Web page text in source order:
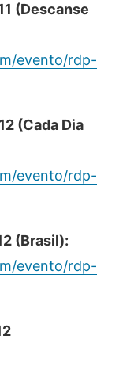
(Descanse
evento/rdp-
(Cada Dia
evento/rdp-
(Brasil):
evento/rdp-